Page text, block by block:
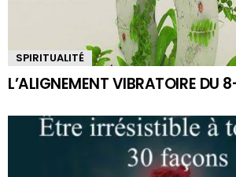
SPIRITUALITÉ
L’ALIGNEMENT VIBRATOIRE DU